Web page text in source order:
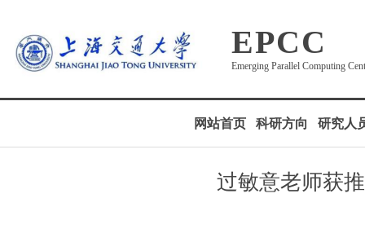
EPCC
Emerging Parallel Computing
网站首页 科研方向 研究人
过敏意老师获